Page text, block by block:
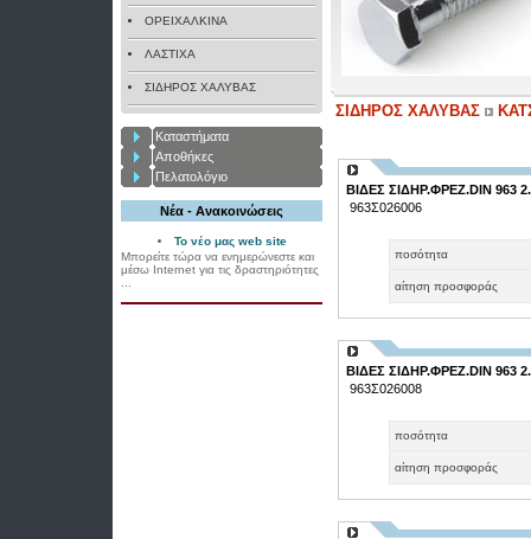
ΟΡΕΙΧΑΛΚΙΝΑ
ΛΑΣΤΙΧΑ
ΣΙΔΗΡΟΣ ΧΑΛΥΒΑΣ
Καταστήματα
Αποθήκες
Πελατολόγιο
Νέα - Ανακοινώσεις
Το νέο μας web site
Μπορείτε τώρα να ενημερώνεστε και
μέσω Internet για τις δραστηριότητες
ΣΙΔΗΡΟΣ ΧΑΛΥΒΑΣ
ΒΙΔΕΣ ΣΙΔΗΡ.ΦΡΕΖ.DIN 963
963Σ026006
ποσότητα
αίτηση προσφοράς
ΒΙΔΕΣ ΣΙΔΗΡ.ΦΡΕΖ.DIN 963
963Σ026008
ποσότητα
αίτηση προσφοράς